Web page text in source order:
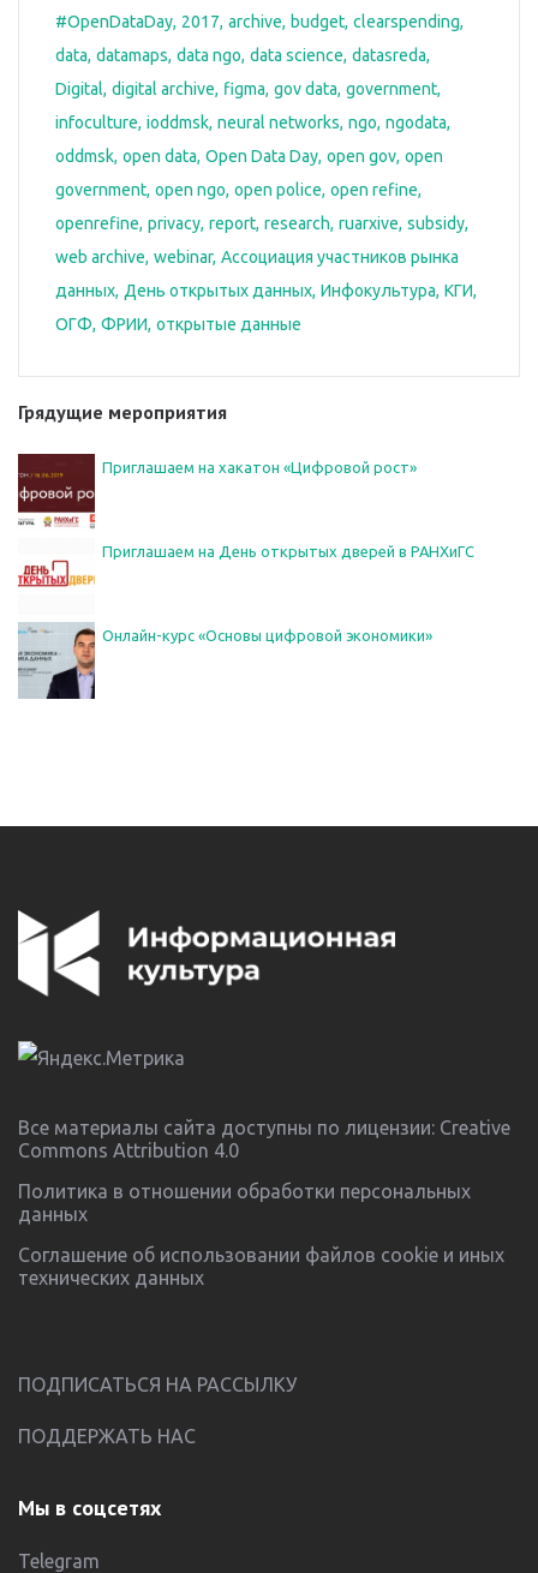
#OpenDataDay 2017 archive budget clearspending
data datamaps data ngo data science datasreda
Digital digital archive figma gov data government
infoculture ioddmsk neural networks ngo ngodata
oddmsk open data Open Data Day open gov open
government open ngo open police open refine
openrefine privacy report research ruarxive subsidy
web archive webinar Ассоциация участников рынка
данных День открытых данных Инфокультура КГИ
ОГФ ФРИИ открытые данные
Грядущие мероприятия
Приглашаем на хакатон «Цифровой рост»
Приглашаем на День открытых дверей в РАНХиГС
Онлайн-курс «Основы цифровой экономики»
Все материалы сайта доступны по лицензии: Creative
Commons Attribution 4.0
Политика в отношении обработки персональных
данных
Соглашение об использовании файлов cookie и иных
технических данных
ПОДПИСАТЬСЯ НА РАССЫЛКУ
ПОДДЕРЖАТЬ НАС
Мы в соцсетях
Telegram